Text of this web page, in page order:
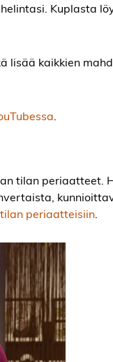
Kuplasta
lisää kaikkien
tilan periaatteet.
periaatteisiin